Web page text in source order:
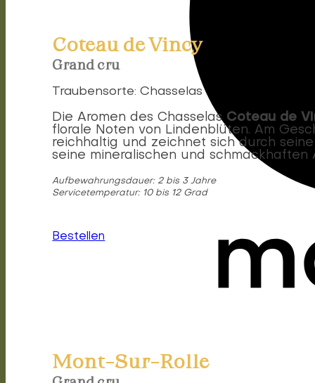
Coteau de Vincy
Grand cru
Traubensorte: Chasselas
Die Aromen des Chasselas Coteau de
florale Noten von Lindenblüten. Am
reichhaltig und zeichnet sich durch
seine mineralischen und schmackhaften
Aufbewahrungsdauer: 2 bis 3 Jahre
Servicetemperatur: 10 bis 12 Grad
Bestellen
Mont-Sur-Rolle